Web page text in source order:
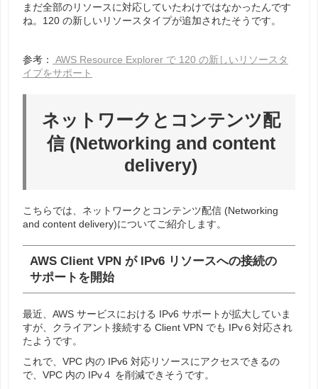
まだ全部のリソースに対応していたわけではなかったんです
ね。120 の新しいリソースタイプが追加されたそうです。
参考：
AWS Resource Explorer で 120 の新しいリソースタ
イプをサポート
ネットワークとコンテンツ配
信 (Networking and content
delivery)
こちらでは、ネットワークとコンテンツ配信 (Networking
and content delivery)についてご紹介します。
AWS Client VPN が IPv6 リソースへの接続の
サポートを開始
最近、AWS サービスにおける IPv6 サポートが拡大していま
すが、クライアント接続する Client VPN でも IPv６対応され
たようです。
これで、VPC 内の IPv6 対応リソースにアクセスできるの
で、VPC 内の IPv４ を削減できそうです。